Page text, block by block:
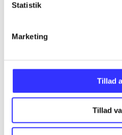
Statistik
Marketing
Tillad
Tillad